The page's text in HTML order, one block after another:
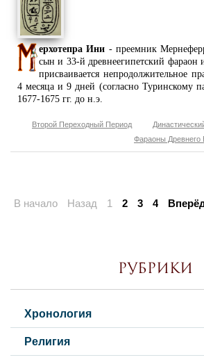
ерхотепра Ини - преемник
сын и 33-й древнеегипетский
присваивается непродолжительное
4 месяца и 9 дней (согласно Туринскому
1677-1675 гг. до н.э.
Второй Переходный Период
Фараоны Древнего
В начало Назад 1 2 3 4
Рубрики
Хронология
Религия